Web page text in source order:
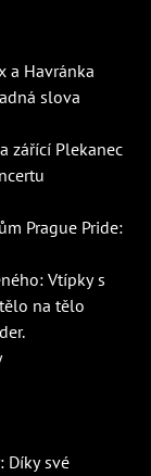
a Havránka
slova
zářící Plekanec
Prague Pride:
Vtípky s
na tělo
Díky své